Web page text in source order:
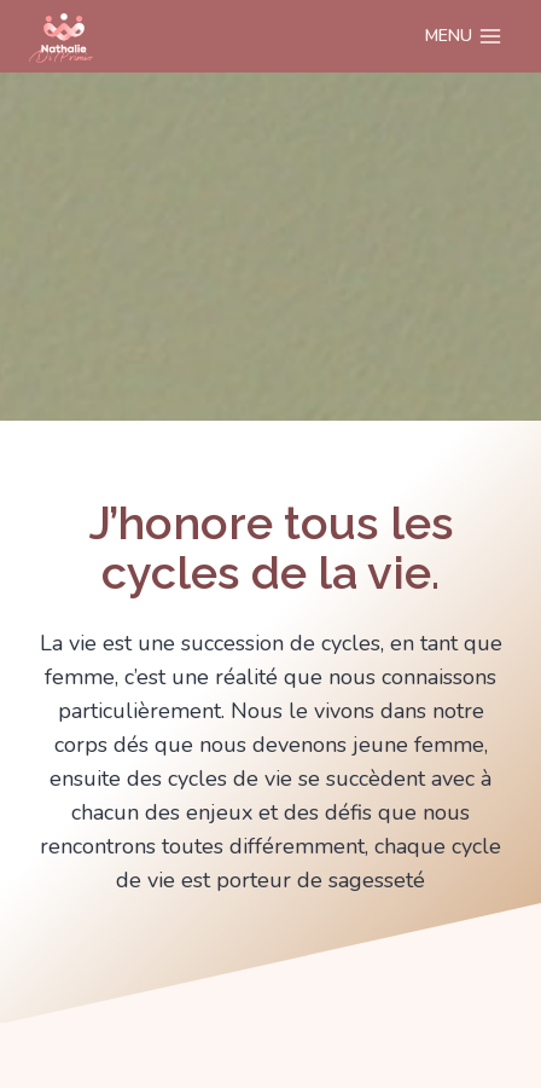
Aller
MENU
J’honore tous les
cycles de la vie.
La vie est une succession de cycles, en tant que
femme, c’est une réalité que nous connaissons
particulièrement. Nous le vivons dans notre
corps dés que nous devenons jeune femme,
ensuite des cycles de vie se succèdent avec à
chacun des enjeux et des défis que nous
rencontrons toutes différemment, chaque cycle
de vie est porteur de sagesseté